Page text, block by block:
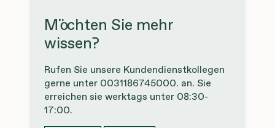
Möchten Sie mehr
wissen?
Rufen Sie unsere Kundendienstkollegen
gerne unter 0031186745000. an. Sie
erreichen sie werktags unter 08:30-
17:00.